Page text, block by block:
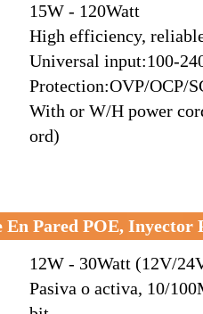
15W - 120Watt
High efficiency,
Universal input:100-
Protection:OVP/OCP/
With or W/H power
ord)
En Pared POE, Inyector
12W - 30Watt (12V/
Pasiva o activa, 10/